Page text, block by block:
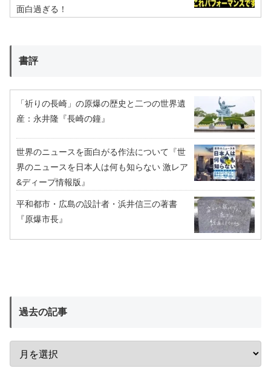
面白過ぎる！
書評
「祈りの長崎」の原爆の歴史と二つの世界遺
産：永井隆『長崎の鐘』
世界のニュースを面白がる作法について『世
界のニュースを日本人は何も知らない 激レア
&ディープ情報版』
平和都市・広島の設計者・浜井信三の著書
『原爆市長』
過去の記事